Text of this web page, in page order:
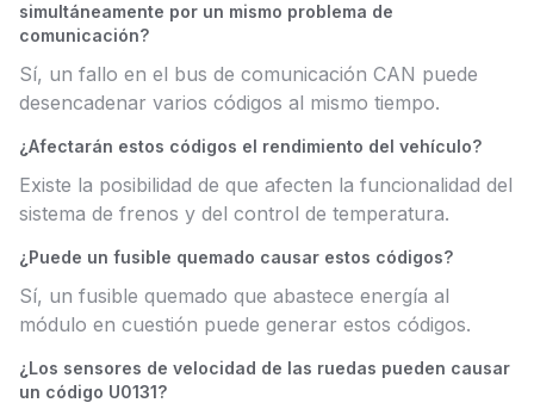
simultáneamente por un mismo problema de
comunicación?
Sí, un fallo en el bus de comunicación CAN puede
desencadenar varios códigos al mismo tiempo.
¿Afectarán estos códigos el rendimiento del vehículo?
Existe la posibilidad de que afecten la funcionalidad del
sistema de frenos y del control de temperatura.
¿Puede un fusible quemado causar estos códigos?
Sí, un fusible quemado que abastece energía al
módulo en cuestión puede generar estos códigos.
¿Los sensores de velocidad de las ruedas pueden causar
un código U0131?